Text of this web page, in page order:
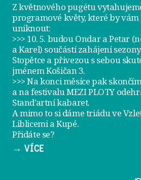
Z květnového pugétu
programové květy, které by
uniknout:
>>> 10. 5. budou Ondar a Petar
a Karel) součástí zahájení
Stopětce a přivezou s sebou
jménemKošičan 3.
>>> Na konci měsíce pak
a na festivaluMEZI PLOTY
Stand’artní kabaret.
A mimo to si dámetriádu ve
Liblicemi a Kupé.
Přidáte se?
→ VÍCE